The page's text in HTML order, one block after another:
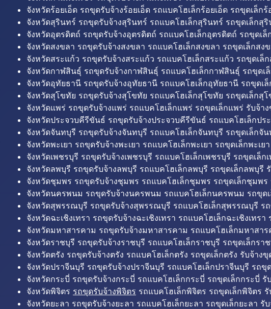
จังหวัดร้อยเอ็ด รถขุดรับจ้างร้อยเอ็ด รถแบคโฮเล็กร้อยเอ็ด รถขุดเล็ก
จังหวัดสุรินทร์ รถขุดรับจ้างสุรินทร์ รถแบคโฮเล็กสุรินทร์ รถขุดเล็กสุ
จังหวัดอุตรดิตถ์ รถขุดรับจ้างอุตรดิตถ์ รถแบคโฮเล็กอุตรดิตถ์ รถขุดเ
จังหวัดสงขลา รถขุดรับจ้างสงขลา รถแบคโฮเล็กสงขลา รถขุดเล็กส
จังหวัดสระแก้ว รถขุดรับจ้างสระแก้ว รถแบคโฮเล็กสระแก้ว รถขุดเ
จังหวัดกาฬสินธุ์ รถขุดรับจ้างกาฬสินธุ์ รถแบคโฮเล็กกาฬสินธุ์ รถขุด
จังหวัดอุทัยธานี รถขุดรับจ้างอุทัยธานี รถแบคโฮเล็กอุทัยธานี รถขุด
จังหวัดสุโขทัย รถขุดรับจ้างสุโขทัย รถแบคโฮเล็กสุโขทัย รถขุดเล็กสุ
จังหวัดแพร่ รถขุดรับจ้างแพร่ รถแบคโฮเล็กแพร่ รถขุดเล็กแพร่ รับจ้า
จังหวัดประจวบคีรีขันธ์ รถขุดรับจ้างประจวบคีรีขันธ์ รถแบคโฮเล็กป
จังหวัดจันทบุรี รถขุดรับจ้างจันทบุรี รถแบคโฮเล็กจันทบุรี รถขุดเล็กจั
จังหวัดพะเยา รถขุดรับจ้างพะเยา รถแบคโฮเล็กพะเยา รถขุดเล็กพะเ
จังหวัดเพชรบุรี รถขุดรับจ้างเพชรบุรี รถแบคโฮเล็กเพชรบุรี รถขุดเล็
จังหวัดลพบุรี รถขุดรับจ้างลพบุรี รถแบคโฮเล็กลพบุรี รถขุดเล็กลพบุรี
จังหวัดชุมพร รถขุดรับจ้างชุมพร รถแบคโฮเล็กชุมพร รถขุดเล็กชุมพ
จังหวัดนครพนม รถขุดรับจ้างนครพนม รถแบคโฮเล็กนครพนม รถขุ
จังหวัดสุพรรณบุรี รถขุดรับจ้างสุพรรณบุรี รถแบคโฮเล็กสุพรรณบุรี
จังหวัดฉะเชิงเทรา รถขุดรับจ้างฉะเชิงเทรา รถแบคโฮเล็กฉะเชิงเทร
จังหวัดมหาสารคาม รถขุดรับจ้างมหาสารคาม รถแบคโฮเล็กมหาส
จังหวัดราชบุรี รถขุดรับจ้างราชบุรี รถแบคโฮเล็กราชบุรี รถขุดเล็กร
จังหวัดตรัง รถขุดรับจ้างตรัง รถแบคโฮเล็กตรัง รถขุดเล็กตรัง รับจ้าง
จังหวัดปราจีนบุรี รถขุดรับจ้างปราจีนบุรี รถแบคโฮเล็กปราจีนบุรี รถ
จังหวัดกระบี่ รถขุดรับจ้างกระบี่ รถแบคโฮเล็กกระบี่ รถขุดเล็กกระบี่
จังหวัดพิจิตร รถขุดรับจ้างพิจิตร รถแบคโฮเล็กพิจิตร รถขุดเล็กพิจิตร
จังหวัดยะลา รถขุดรับจ้างยะลา รถแบคโฮเล็กยะลา รถขุดเล็กยะลา รั